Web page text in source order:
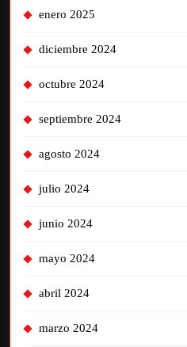
enero 2025
diciembre 2024
octubre 2024
septiembre 2024
agosto 2024
julio 2024
junio 2024
mayo 2024
abril 2024
marzo 2024